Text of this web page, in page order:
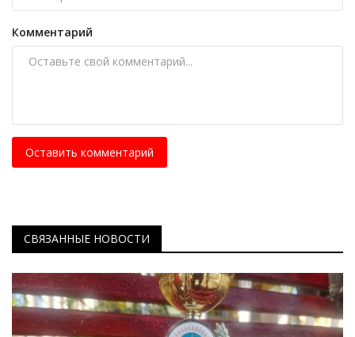
Комментарий
Оставить комментарий
СВЯЗАННЫЕ НОВОСТИ